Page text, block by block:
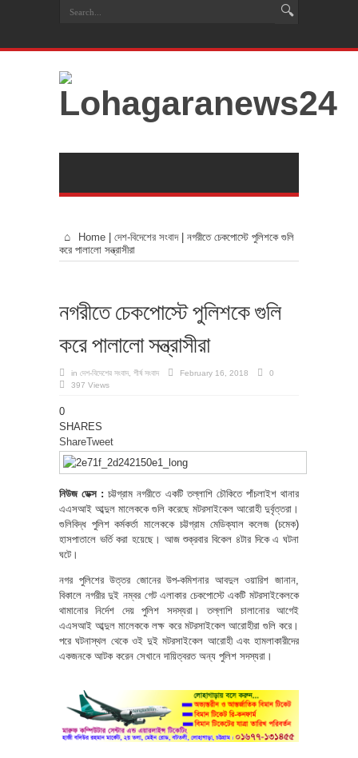
Home দেশ-বিদেশের সংবাদ
নগরীতে চেকপোস্টে পুলিশকে গুলি
করে পালালো সন্ত্রাসীরা
নগরীতে চেকপোস্টে পুলিশকে গুলি
করে পালালো সন্ত্রাসীরা
in দেশ-বিদেশের সংবাদ শীর্ষ সংবাদ February 16, 2018
0
397 Views
0
SHARES
ShareTweet
নিউজ ডেক্স : চট্টগ্রাম নগরীতে একটি তল্লাশি চৌকিতে পাঁচলাইশ থানার
এএসআই আব্দুল মালেককে গুলি করেছে মটরসাইকেল আরোহী দুর্বৃত্তরা।
গুলিবিদ্ধ পুলিশ কর্মকর্তা মালেককে চট্টগ্রাম মেডিক্যাল কলেজ (চমেক)
হাসপাতালে ভর্তি করা হয়েছে। আজ শুক্রবার বিকেল ৪টার দিকে এ ঘটনা
ঘটে।
নগর পুলিশের উত্তর জোনের উপ-কমিশনার আবদুল ওয়ারিশ জানান,
বিকালে নগরীর দুই নম্বর গেট এলাকার চেকপোস্টে একটি মটরসাইকেলকে
থামানোর নির্দেশ দেয় পুলিশ সদস্যরা। তল্লাশি চালানোর আগেই
এএসআই আব্দুল মালেককে লক্ষ করে মটরসাইকেল আরোহীরা গুলি করে।
পরে ঘটনাস্থল থেকে ওই দুই মটরসাইকেল আরোহী এবং হামলাকারীদের
একজনকে আটক করেন সেখানে দায়িত্বরত অন্য পুলিশ সদস্যরা।